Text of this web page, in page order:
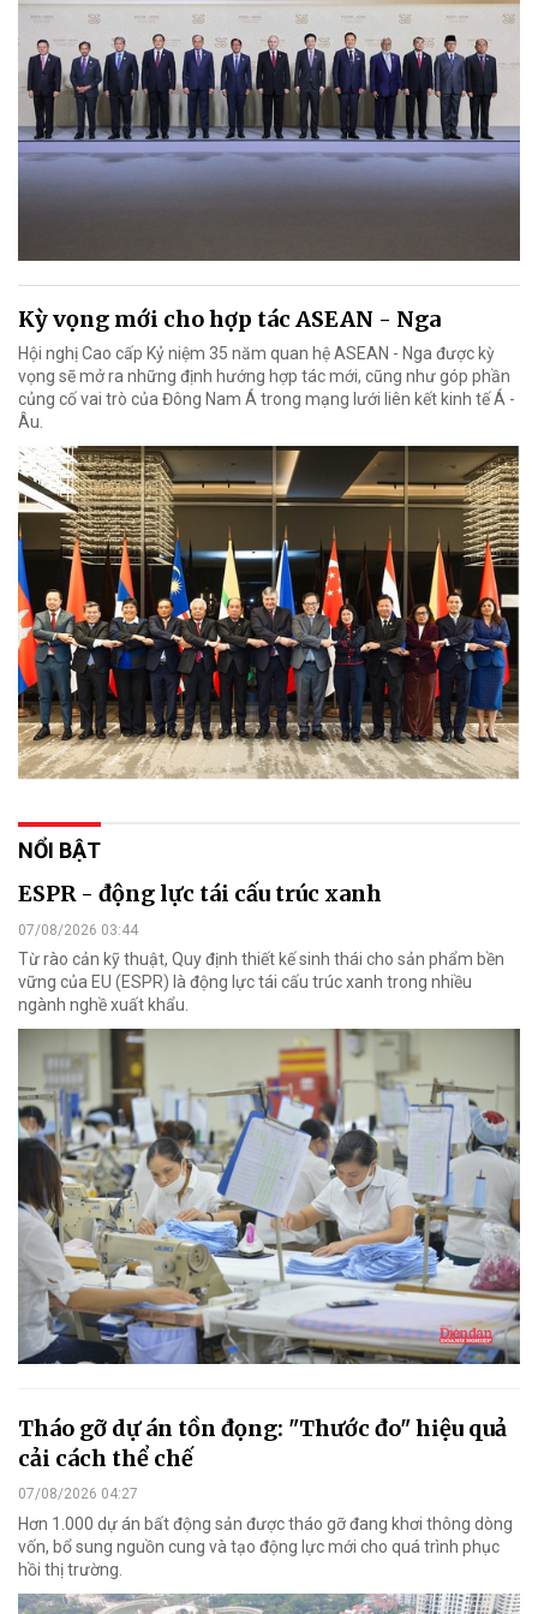
Kỳ vọng mới cho hợp tác ASEAN - Nga
Hội nghị Cao cấp Kỷ niệm 35 năm quan hệ ASEAN - Nga được kỳ
vọng sẽ mở ra những định hướng hợp tác mới, cũng như góp phần
củng cố vai trò của Đông Nam Á trong mạng lưới liên kết kinh tế Á -
Âu.
NỔI BẬT
ESPR - động lực tái cấu trúc xanh
07/08/2026 03:44
Từ rào cản kỹ thuật, Quy định thiết kế sinh thái cho sản phẩm bền
vững của EU (ESPR) là động lực tái cấu trúc xanh trong nhiều
ngành nghề xuất khẩu.
Tháo gỡ dự án tồn đọng: "Thước đo" hiệu quả
cải cách thể chế
07/08/2026 04:27
Hơn 1.000 dự án bất động sản được tháo gỡ đang khơi thông dòng
vốn, bổ sung nguồn cung và tạo động lực mới cho quá trình phục
hồi thị trường.